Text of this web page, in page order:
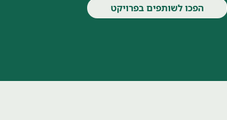
הפכו לשותפים בפרויקט